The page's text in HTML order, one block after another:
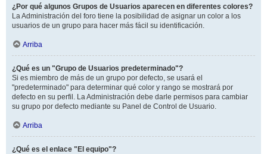
¿Por qué algunos Grupos de Usuarios aparecen en diferentes colores?
La Administración del foro tiene la posibilidad de asignar un color a los
usuarios de un grupo para hacer más fácil su identificación.
Arriba
¿Qué es un "Grupo de Usuarios predeterminado"?
Si es miembro de más de un grupo por defecto, se usará el
"predeterminado" para determinar qué color y rango se mostrará por
defecto en su perfil. La Administración debe darle permisos para cambiar
su grupo por defecto mediante su Panel de Control de Usuario.
Arriba
¿Qué es el enlace "El equipo"?